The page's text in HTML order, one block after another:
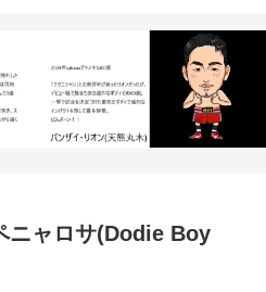
ニャロサ(Dodie Boy